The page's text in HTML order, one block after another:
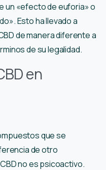
un «efecto de euforia» o
Esto ha llevado a
de manera diferente a
de su legalidad.
en
que se
de otro
no es psicoactivo.